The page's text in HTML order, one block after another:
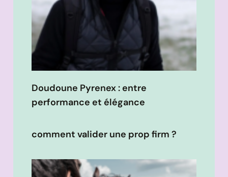
Doudoune Pyrenex : entre
performance et élégance
comment valider une prop firm ?